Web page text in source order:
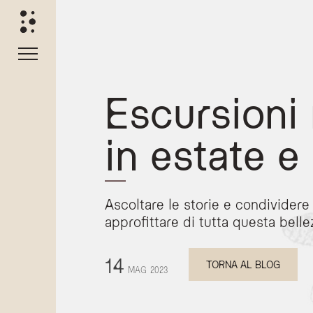
Escursioni
in estate
Escursioni guidate in Val di Fassa
L'Olympic SPA Hotel offre un programma
Attività estive e invernali
Durante la stagione estiva, il programma include
Ascoltare le storie e
approfittare di tutta questa
14 MAG 2023 TORNA AL BLOG